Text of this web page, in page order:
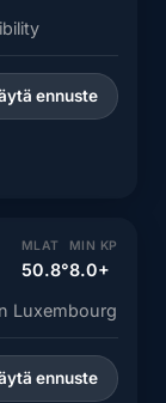
ennuste
MLAT
50.8°
MIN KP
8.0+
Luxembourg
ennuste